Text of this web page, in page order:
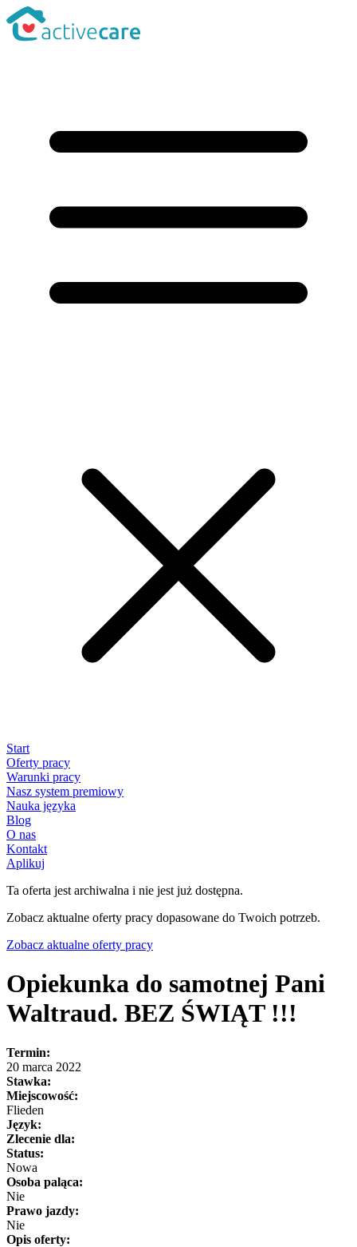
Start
Oferty pracy
Warunki pracy
Nasz system premiowy
Nauka języka
Blog
O nas
Kontakt
Aplikuj
Ta oferta jest archiwalna i nie jest już dostępna.
Zobacz aktualne oferty pracy dopasowane do Twoich potrzeb.
Zobacz aktualne oferty pracy
Opiekunka do samotnej Pani
Waltraud. BEZ ŚWIĄT !!!
Termin:
20 marca 2022
Stawka:
Miejscowość:
Flieden
Język:
Zlecenie dla:
Status:
Nowa
Osoba paląca:
Nie
Prawo jazdy:
Nie
Opis oferty: